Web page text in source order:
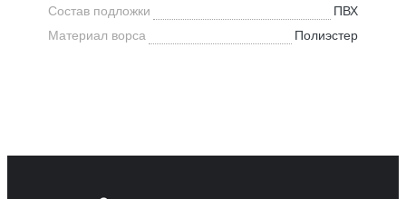
Состав подложки
ПВХ
Материал ворса
Полиэстер